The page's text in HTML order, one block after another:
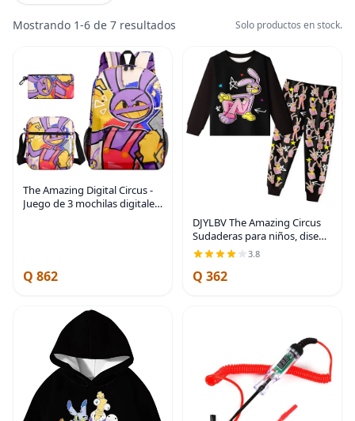
Mostrando 1-6 de 7 resultados Solo productos en stock.
The Amazing Digital Circus -
Juego de 3 mochilas digitales
Q 862
DJYLBV The Amazing Circus
Sudaderas para niños, diseño
digital de dibujos animados,
cuello redondo, disfraz para
niños
3.8
Q 362